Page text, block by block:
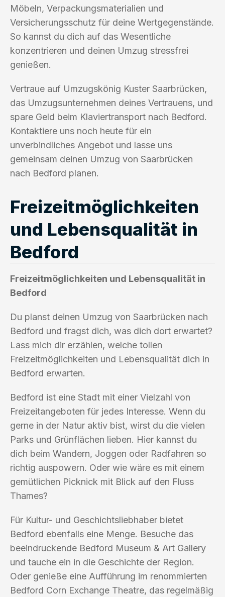
Möbeln, Verpackungsmaterialien und
Versicherungsschutz für deine Wertgegenstände.
So kannst du dich auf das Wesentliche
konzentrieren und deinen Umzug stressfrei
genießen.
Vertraue auf Umzugskönig Kuster Saarbrücken,
das Umzugsunternehmen deines Vertrauens, und
spare Geld beim Klaviertransport nach Bedford.
Kontaktiere uns noch heute für ein
unverbindliches Angebot und lasse uns
gemeinsam deinen Umzug von Saarbrücken
nach Bedford planen.
Freizeitmöglichkeiten
und Lebensqualität in
Bedford
Freizeitmöglichkeiten und Lebensqualität in
Bedford
Du planst deinen Umzug von Saarbrücken nach
Bedford und fragst dich, was dich dort erwartet?
Lass mich dir erzählen, welche tollen
Freizeitmöglichkeiten und Lebensqualität dich in
Bedford erwarten.
Bedford ist eine Stadt mit einer Vielzahl von
Freizeitangeboten für jedes Interesse. Wenn du
gerne in der Natur aktiv bist, wirst du die vielen
Parks und Grünflächen lieben. Hier kannst du
dich beim Wandern, Joggen oder Radfahren so
richtig auspowern. Oder wie wäre es mit einem
gemütlichen Picknick mit Blick auf den Fluss
Thames?
Für Kultur- und Geschichtsliebhaber bietet
Bedford ebenfalls eine Menge. Besuche das
beeindruckende Bedford Museum & Art Gallery
und tauche ein in die Geschichte der Region.
Oder genieße eine Aufführung im renommierten
Bedford Corn Exchange Theatre, das regelmäßig